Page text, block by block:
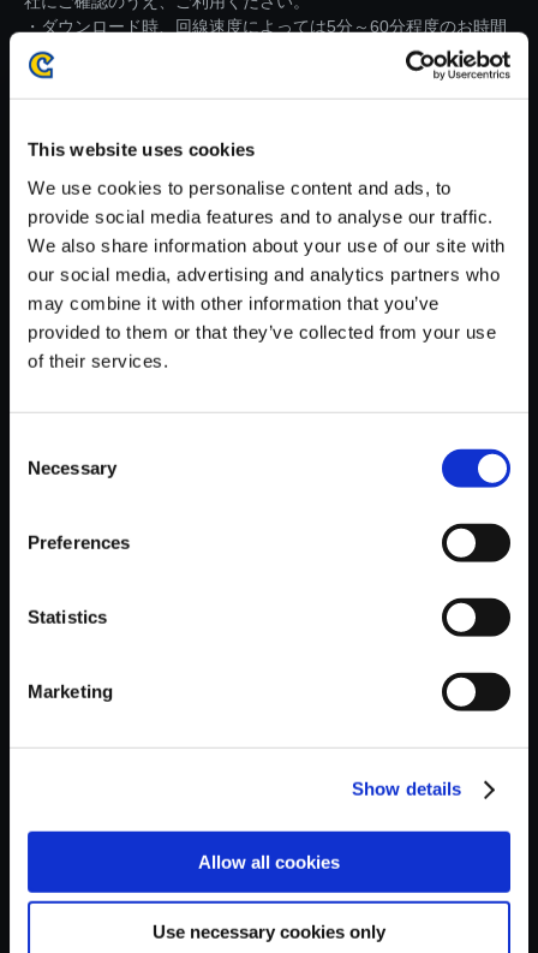
This website uses cookies
We use cookies to personalise content and ads, to
provide social media features and to analyse our traffic.
We also share information about your use of our site with
our social media, advertising and analytics partners who
may combine it with other information that you’ve
provided to them or that they’ve collected from your use
of their services.
Selection
Necessary
Preferences
Statistics
Marketing
Show details
Allow all cookies
Use necessary cookies only
・ダウンロード時、回線速度によっては5分～60分程度のお時間
がかかる場合がございます。
※ご購入いただいたファイルのダウンロードの際には、通信環境
が安定しているWifi環境でお試しください。
【単曲】モンスターハンター3
（tri-） オリジナル・サウンドト
ラック 凱旋歌
おすすめ商品